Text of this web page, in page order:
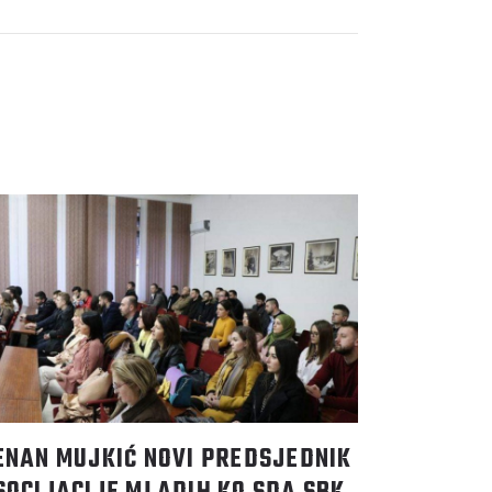
MUJKIĆ NOVI PREDSJEDNIK